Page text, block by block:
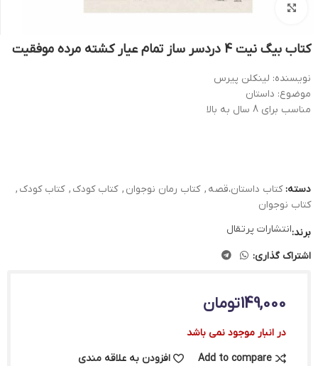
کتاب بیگ نیت 4 دردسر ساز تمام عیار کشته مرده موفقیت
نویسنده: لینکلن پیرس
موضوع: داستان
مناسب برای 8 سال به بالا
دسته: کتاب داستان،قصه , کتاب رمان نوجوان , کتاب کودک , کتاب کودک ,
کتاب نوجوان
برند:انتشارات پرتقال
اشتراک گذاری:
149,000تومان
در انبار موجود نمی باشد
Add to compare
افزودن به علاقه مندی